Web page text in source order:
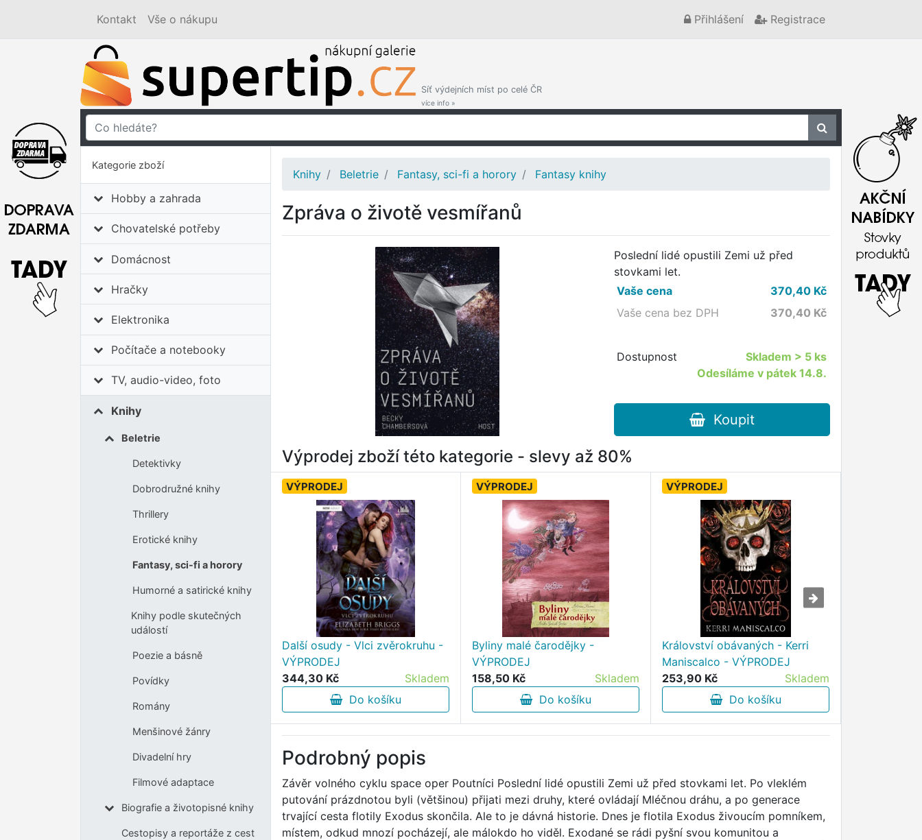
Kontakt Vše o nákupu Přihlášení Registrace
Síť výdejních míst po celé ČR
více info »
Kategorie zboží
Hobby a zahrada
Chovatelské potřeby
Domácnost
Hračky
Elektronika
Počítače a notebooky
TV, audio-video, foto
Knihy
Beletrie
Detektivky
Dobrodružné knihy
Thrillery
Erotické knihy
Fantasy, sci-fi a horory
Humorné a satirické knihy
Knihy podle skutečných
událostí
Poezie a básně
Povídky
Romány
Menšinové žánry
Divadelní hry
Filmové adaptace
Biografie a životopisné knihy
Cestopisy a reportáže z cest
Knihy Beletrie Fantasy, sci-fi a horory Fantasy knihy
Zpráva o životě vesmířanů
Poslední lidé opustili Zemi už před
stovkami let.
Vaše cena
370,40Kč
Vaše cena bez DPH
370,40 Kč
Dostupnost Skladem > 5 ks
Odesíláme v pátek 14.8.
Koupit
Výprodej zboží této kategorie - slevy až 80%
VÝPRODEJ
Další osudy - Vlci zvěrokruhu -
VÝPRODEJ
344,30 Kč
Skladem
Do košíku
VÝPRODEJ
Byliny malé čarodějky -
VÝPRODEJ
158,50 Kč
Skladem
Do košíku
VÝPRODEJ
Království obávaných - Kerri
Maniscalco - VÝPRODEJ
253,90 Kč
Skladem
Do košíku
Podrobný popis
Závěr volného cyklu space oper Poutníci Poslední lidé opustili Zemi už před stovkami let. Po vleklém
putování prázdnotou byli (většinou) přijati mezi druhy, které ovládají Mléčnou dráhu, a po generace
trvající cesta flotily Exodus skončila. Ale to je dávná historie. Dnes je flotila Exodus živoucím pomníkem,
místem, odkud mnozí pocházejí, ale málokdo ho viděl. Exodané se rádi pyšní svou komunitou a